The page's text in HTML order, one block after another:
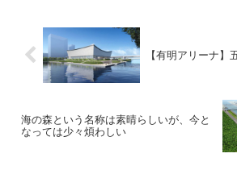
【有明アリーナ】
海の森という名称は素晴らしいが、今と
なっては少々煩わしい